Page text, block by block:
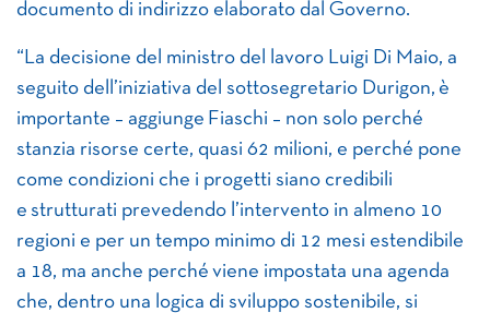
documento di indirizzo elaborato dal Governo.
“La decisione del ministro del lavoro Luigi Di Maio, a
seguito dell’iniziativa del sottosegretario Durigon, è
importante – aggiunge Fiaschi – non solo perché
stanzia risorse certe, quasi 62 milioni, e perché pone
come condizioni che i progetti siano credibili
e strutturati prevedendo l’intervento in almeno 10
regioni e per un tempo minimo di 12 mesi estendibile
a 18, ma anche perché viene impostata una agenda
che, dentro una logica di sviluppo sostenibile, si